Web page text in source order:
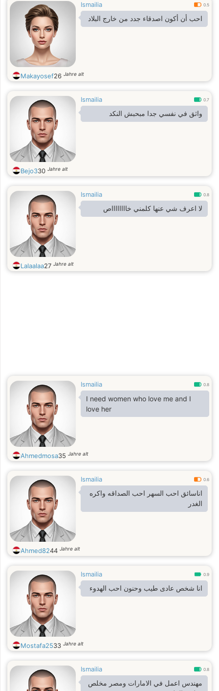
Ismailia 0.5
احب أن أكون اصدقاء جدد من خارج البلاد
Makayosef26 Jahre alt
Ismailia 0.7
واثق في نفسي جدا مبحبش النكد
Bejo330 Jahre alt
Ismailia 0.8
لا اعرف شي عنها كلمني خااااااااص
Lalaalaa27 Jahre alt
Ismailia 0.8
I need women who love me and I
love her
Ahmedmosa35 Jahre alt
Ismailia 0.6
اناسائق احب السهر احب الصداقه واكره
الغدر
Ahmed8244 Jahre alt
Ismailia 0.9
انا شخص عادى طيب وحنون احب الهدوء
Mostafa2533 Jahre alt
Ismailia 0.8
مهندس اعمل في الامارات ومصر مخلص